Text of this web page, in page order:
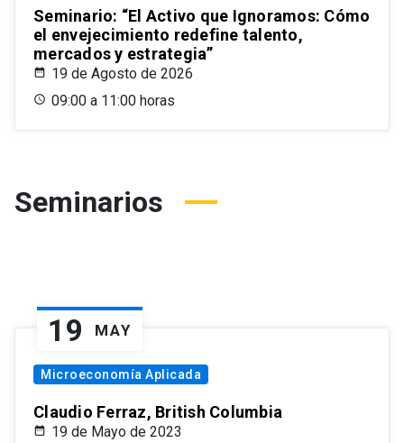
Seminario: “El Activo que Ignoramos: Cómo
el envejecimiento redefine talento,
mercados y estrategia”
19 de Agosto de 2026
09:00 a 11:00 horas
Seminarios
19 MAY
Microeconomía Aplicada
Claudio Ferraz, British Columbia
19 de Mayo de 2023